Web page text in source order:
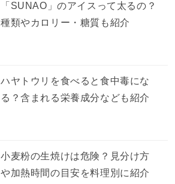
「SUNAO」のアイスって太るの？
種類やカロリー・糖質も紹介
ハヤトウリを食べると食中毒にな
る？含まれる栄養成分なども紹介
小麦粉の生焼けは危険？見分け方
や加熱時間の目安を料理別に紹介